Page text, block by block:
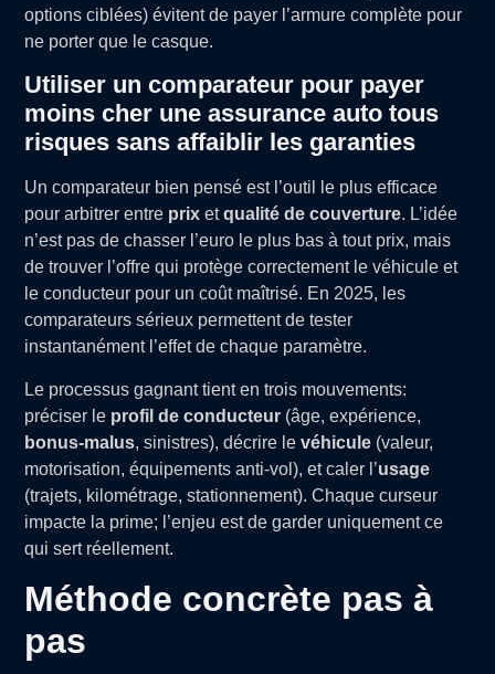
options ciblées) évitent de payer l’armure complète pour
ne porter que le casque.
Utiliser un comparateur pour payer
moins cher une assurance auto tous
risques sans affaiblir les garanties
Un comparateur bien pensé est l’outil le plus efficace
pour arbitrer entre prix etqualité de couverture. L’idée
n’est pas de chasser l’euro le plus bas à tout prix, mais
de trouver l’offre qui protège correctement le véhicule et
le conducteur pour un coût maîtrisé. En 2025, les
comparateurs sérieux permettent de tester
instantanément l’effet de chaque paramètre.
Le processus gagnant tient en trois mouvements:
préciser le profil de conducteur (âge, expérience,
bonus-malus, sinistres), décrire levéhicule (valeur,
motorisation, équipements anti-vol), et caler l’usage
(trajets, kilométrage, stationnement). Chaque curseur
impacte la prime; l’enjeu est de garder uniquement ce
qui sert réellement.
Méthode concrète pas à
pas